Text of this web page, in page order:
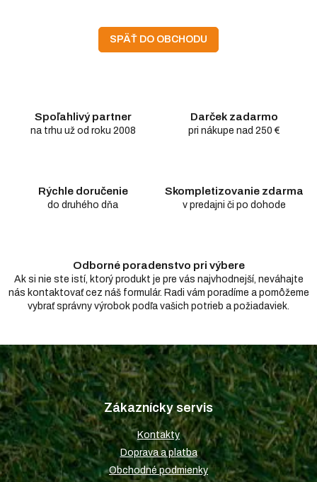
SPÄŤ DO OBCHODU
Spoľahlivý partner
na trhu už od roku 2008
Darček zadarmo
pri nákupe nad 250 €
Rýchle doručenie
do druhého dňa
Skompletizovanie zdarma
v predajni či po dohode
Odborné poradenstvo pri výbere
Ak si nie ste istí, ktorý produkt je pre vás najvhodnejší, neváhajte
nás kontaktovať cez náš formulár. Radi vám poradíme a pomôžeme
vybrať správny výrobok podľa vašich potrieb a požiadaviek.
Z
á
p
ä
t
i
e
Zákaznícky servis
Kontakty
Doprava a platba
Obchodné podmienky